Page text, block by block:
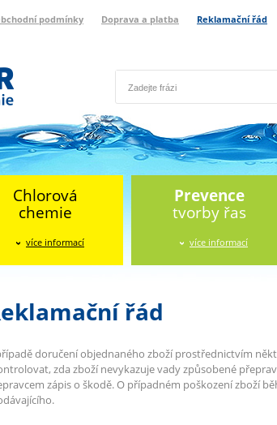
podmínky Doprava a platba Reklamační řád
Chlorová
chemie
více informací
Prevence
tvorby řas
více informací
řád
doručení objednaného zboží prostřednictvím
zda zboží nevykazuje vady způsobené
zápis o škodě. O případném poškození zboží